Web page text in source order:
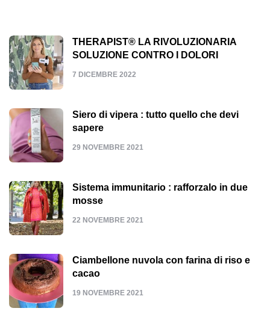
THERAPIST® LA RIVOLUZIONARIA
SOLUZIONE CONTRO I DOLORI
7 DICEMBRE 2022
Siero di vipera : tutto quello che devi
sapere
29 NOVEMBRE 2021
Sistema immunitario : rafforzalo in due
mosse
22 NOVEMBRE 2021
Ciambellone nuvola con farina di riso e
cacao
19 NOVEMBRE 2021